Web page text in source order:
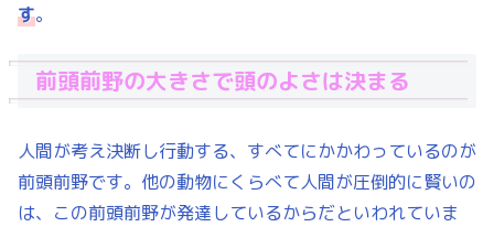
す。
前頭前野の大きさで頭のよさは決まる
人間が考え決断し行動する、すべてにかかわっているのが
前頭前野です。他の動物にくらべて人間が圧倒的に賢いの
は、この前頭前野が発達しているからだといわれていま